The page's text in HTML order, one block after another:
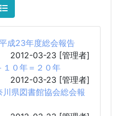
成23年度総会報告
2012-03-23 [管理者]
０年＝２０年
2012-03-23 [管理者]
県図書館協会総会報